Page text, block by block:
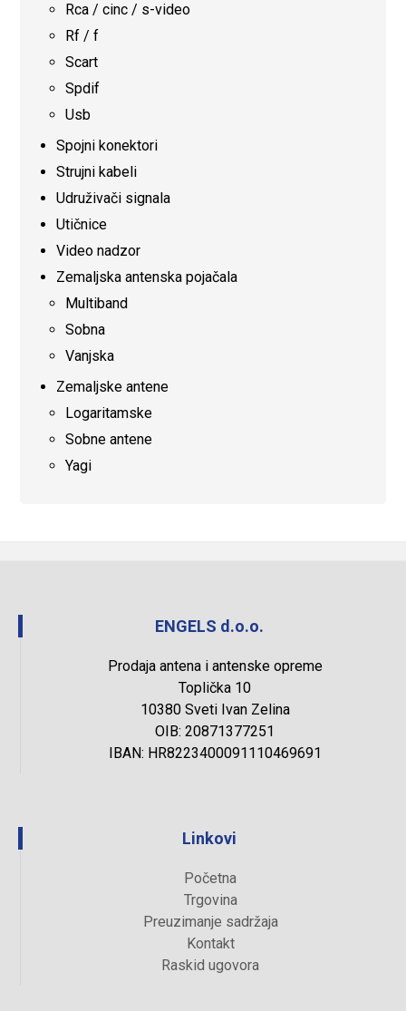
Rca / cinc / s-video
Rf / f
Scart
Spdif
Usb
Spojni konektori
Strujni kabeli
Udruživači signala
Utičnice
Video nadzor
Zemaljska antenska pojačala
Multiband
Sobna
Vanjska
Zemaljske antene
Logaritamske
Sobne antene
Yagi
ENGELS d.o.o.
Prodaja antena i antenske opreme
Toplička 10
10380 Sveti Ivan Zelina
OIB: 20871377251
IBAN: HR8223400091110469691
Linkovi
Početna
Trgovina
Preuzimanje sadržaja
Kontakt
Raskid ugovora